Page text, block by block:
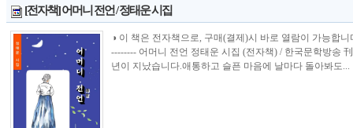
[전자책] 어머니 전언 / 정태운 시집
◑ 이 책은 전자책으로, 구매(결제)시 바로 열람이 가능합
-------- 어머니 전언 정태운 시집 (전자책) / 한국문학방송
년이 지났습니다.애통하고 슬픈 마음에 날마다 돌아봐도...